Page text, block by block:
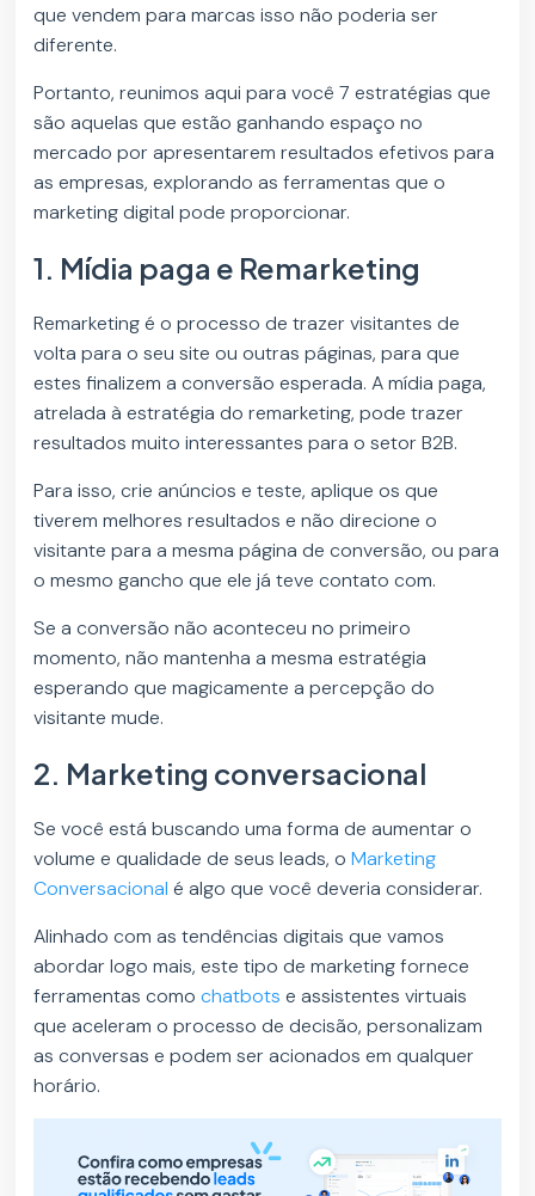
que vendem para marcas isso não poderia ser
diferente.
Portanto, reunimos aqui para você 7 estratégias que
são aquelas que estão ganhando espaço no
mercado por apresentarem resultados efetivos para
as empresas, explorando as ferramentas que o
marketing digital pode proporcionar.
1. Mídia paga e Remarketing
Remarketing é o processo de trazer visitantes de
volta para o seu site ou outras páginas, para que
estes finalizem a conversão esperada. A mídia paga,
atrelada à estratégia do remarketing, pode trazer
resultados muito interessantes para o setor B2B.
Para isso, crie anúncios e teste, aplique os que
tiverem melhores resultados e não direcione o
visitante para a mesma página de conversão, ou para
o mesmo gancho que ele já teve contato com.
Se a conversão não aconteceu no primeiro
momento, não mantenha a mesma estratégia
esperando que magicamente a percepção do
visitante mude.
2. Marketing conversacional
Se você está buscando uma forma de aumentar o
volume e qualidade de seus leads, oMarketing
Conversacional é algo que você deveria considerar.
Alinhado com as tendências digitais que vamos
abordar logo mais, este tipo de marketing fornece
ferramentas comochatbots e assistentes virtuais
que aceleram o processo de decisão, personalizam
as conversas e podem ser acionados em qualquer
horário.